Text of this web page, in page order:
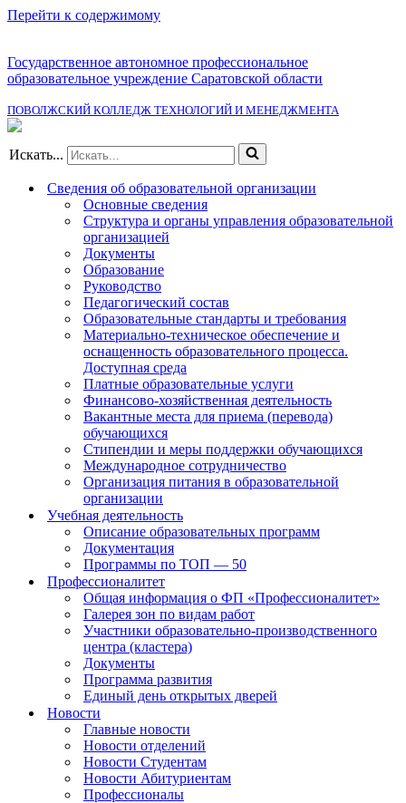
Перейти к содержимому
Государственное автономное профессиональное
образовательное учреждение Саратовской области
ПОВОЛЖСКИЙ КОЛЛЕДЖ ТЕХНОЛОГИЙ И МЕНЕДЖМЕНТА
Искать...
Сведения об образовательной организации
Основные сведения
Структура и органы управления образовательной
организацией
Документы
Образование
Руководство
Педагогический состав
Образовательные стандарты и требования
Материально-техническое обеспечение и
оснащенность образовательного процесса.
Доступная среда
Платные образовательные услуги
Финансово-хозяйственная деятельность
Вакантные места для приема (перевода)
обучающихся
Стипендии и меры поддержки обучающихся
Международное сотрудничество
Организация питания в образовательной
организации
Учебная деятельность
Описание образовательных программ
Документация
Программы по ТОП — 50
Профессионалитет
Общая информация о ФП «Профессионалитет»
Галерея зон по видам работ
Участники образовательно-производственного
центра (кластера)
Документы
Программа развития
Единый день открытых дверей
Новости
Главные новости
Новости отделений
Новости Студентам
Новости Абитуриентам
Профессионалы